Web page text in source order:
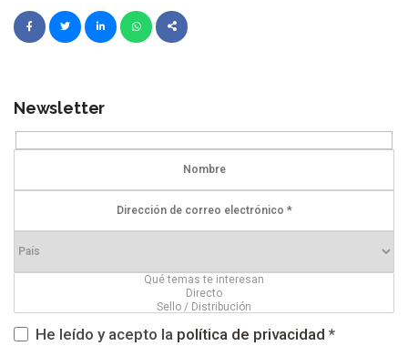
Newsletter
He leído y acepto la política de privacidad *